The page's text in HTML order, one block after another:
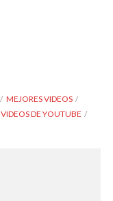
MEJORES VIDEOS
VIDEOS DE YOUTUBE